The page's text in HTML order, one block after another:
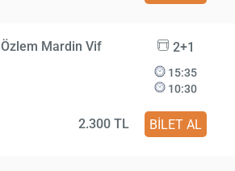
Özlem Mardin Vif 2+1
15:35
10:30
2.300 TL BİLET AL